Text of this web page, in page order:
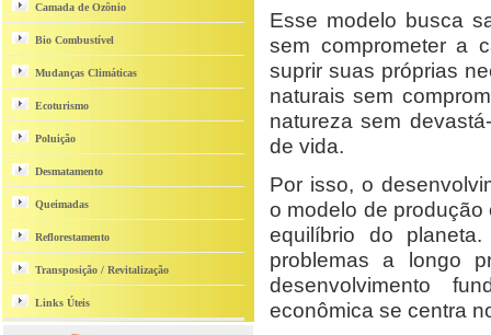
Camada de Ozônio
Bio Combustível
Mudanças Climáticas
Ecoturismo
Poluição
Desmatamento
Queimadas
Reflorestamento
Transposição / Revitalização
Links Úteis
Esse modelo busca
sem comprometer a
suprir suas próprias
naturais sem
natureza sem
de vida.
Por isso, o
o modelo de
equilíbrio do
problemas a longo
desenvolvimento
econômica se centra